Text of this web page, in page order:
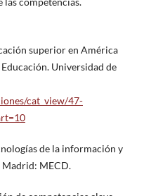
superior en América
Universidad de
cat_view/47-
de la información y
Madrid: MECD.